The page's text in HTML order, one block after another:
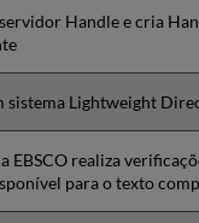
Handle e cria
sistema Lightweight
EBSCO realiza
para o texto